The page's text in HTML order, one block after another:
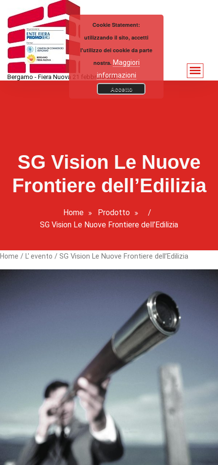
contenuto
Bergamo - Fiera Nuova 21 febbraio 2021
SG Vision Le Nuove
Frontiere dell’Edilizia
Home Prodotto
/
SG Vision Le Nuove Frontiere dell’Edilizia
Home / L' evento / SG Vision Le Nuove Frontiere dell’Edilizia
Cookie Statement:
utilizzando il sito, accetti
l'utilizzo dei cookie da parte
nostra. Maggiori
informazioni
Accetto